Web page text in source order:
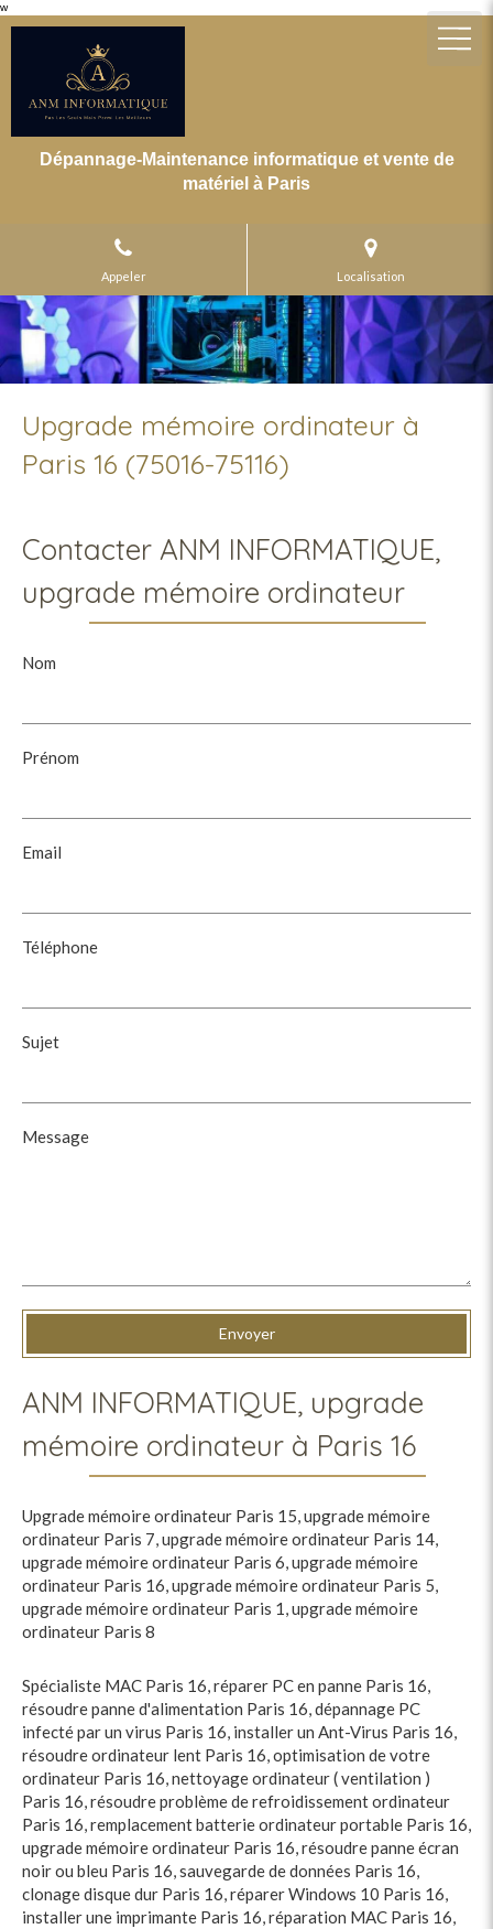
w
Dépannage-Maintenance informatique et vente de
matériel à Paris
Appeler Localisation
Upgrade mémoire ordinateur à
Paris 16 (75016-75116)
Contacter ANM INFORMATIQUE,
upgrade mémoire ordinateur
Nom
Prénom
Email
Téléphone
Sujet
Message
Envoyer
ANM INFORMATIQUE, upgrade
mémoire ordinateur à Paris 16
Upgrade mémoire ordinateur Paris 15,upgrade mémoire
ordinateur Paris 7,upgrade mémoire ordinateur Paris 14,
upgrade mémoire ordinateur Paris 6,upgrade mémoire
ordinateur Paris 16,upgrade mémoire ordinateur Paris 5,
upgrade mémoire ordinateur Paris 1,upgrade mémoire
ordinateur Paris 8
Spécialiste MAC Paris 16,réparer PC en panne Paris 16,
résoudre panne d'alimentation Paris 16,dépannage PC
infecté par un virus Paris 16, installer un Ant-Virus Paris 16,
résoudre ordinateur lent Paris 16,optimisation de votre
ordinateur Paris 16,nettoyage ordinateur ( ventilation )
Paris 16,résoudre problème de refroidissement ordinateur
Paris 16,remplacement batterie ordinateur portable Paris 16,
upgrade mémoire ordinateur Paris 16,résoudre panne écran
noir ou bleu Paris 16,sauvegarde de données Paris 16,
clonage disque dur Paris 16,réparer Windows 10 Paris 16,
installer une imprimante Paris 16,réparation MAC Paris 16,